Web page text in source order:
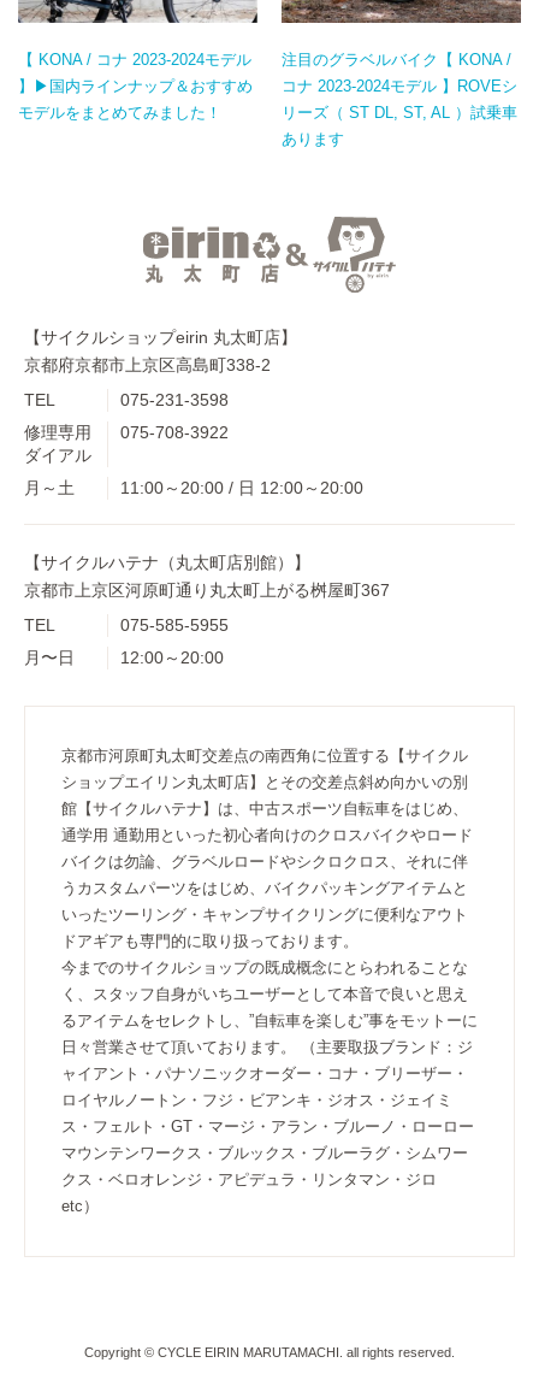
【 KONA / コナ 2023-2024モデル
】▶国内ラインナップ＆おすすめ
モデルをまとめてみました！
注目のグラベルバイク【 KONA /
コナ 2023-2024モデル 】ROVEシ
リーズ（ ST DL, ST, AL ）試乗車
あります
【サイクルショップeirin 丸太町店】
京都府京都市上京区高島町338-2
TEL
075-231-3598
修理専用
ダイアル
075-708-3922
月～土 11:00～20:00 / 日 12:00～20:00
【サイクルハテナ（丸太町店別館）】
京都市上京区河原町通り丸太町上がる桝屋町367
TEL
075-585-5955
月〜日
12:00～20:00
京都市河原町丸太町交差点の南西角に位置する【サイクル
ショップエイリン丸太町店】とその交差点斜め向かいの別
館【サイクルハテナ】は、中古スポーツ自転車をはじめ、
通学用 通勤用といった初心者向けのクロスバイクやロード
バイクは勿論、グラベルロードやシクロクロス、それに伴
うカスタムパーツをはじめ、バイクパッキングアイテムと
いったツーリング・キャンプサイクリングに便利なアウト
ドアギアも専門的に取り扱っております。
今までのサイクルショップの既成概念にとらわれることな
く、スタッフ自身がいちユーザーとして本音で良いと思え
るアイテムをセレクトし、”自転車を楽しむ”事をモットーに
日々営業させて頂いております。 （主要取扱ブランド：ジ
ャイアント・パナソニックオーダー・コナ・ブリーザー・
ロイヤルノートン・フジ・ビアンキ・ジオス・ジェイミ
ス・フェルト・GT・マージ・アラン・ブルーノ・ローロー
マウンテンワークス・ブルックス・ブルーラグ・シムワー
クス・ベロオレンジ・アピデュラ・リンタマン・ジロ
etc）
Copyright © CYCLE EIRIN MARUTAMACHI. all rights reserved.